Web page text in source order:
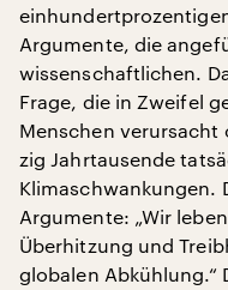
Argumente, die
wissenschaftlichen.
Frage, die in Zweifel
Menschen verursacht
zig Jahrtausende
Klimaschwankungen.
Argumente: „Wir
Überhitzung und
globalen Abkühlung.“